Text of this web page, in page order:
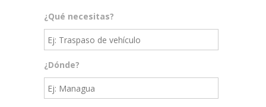
¿Qué necesitas?
¿Dónde?